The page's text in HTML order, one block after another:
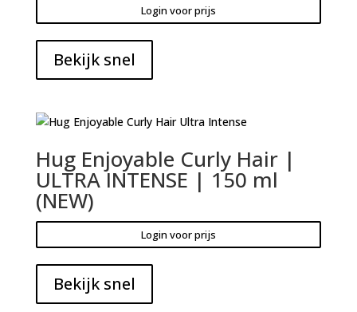
Login voor prijs
Bekijk snel
Hug Enjoyable Curly Hair |
ULTRA INTENSE | 150 ml
(NEW)
Login voor prijs
Bekijk snel